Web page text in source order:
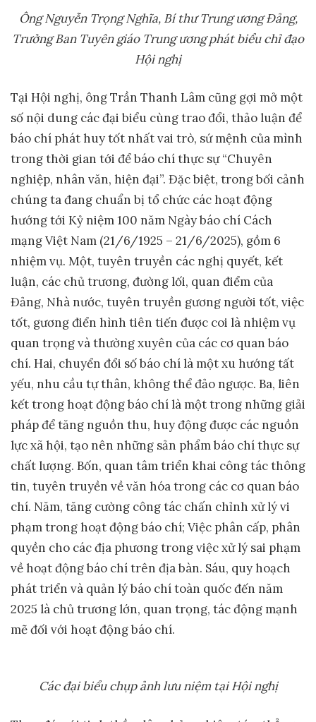
Ông Nguyễn Trọng Nghĩa, Bí thư Trung ương Đảng,
Trưởng Ban Tuyên giáo Trung ươngphát biểu chỉ đạo
Hội nghị
Tại Hội nghị, ông Trần Thanh Lâm cũng gợi mở một
số nội dung các đại biểu cùng trao đổi, thảo luận để
báo chí phát huy tốt nhất vai trò, sứ mệnh của mình
trong thời gian tới để báo chí thực sự “Chuyên
nghiệp, nhân văn, hiện đại”. Đặc biệt, trong bối cảnh
chúng ta đang chuẩn bị tổ chức các hoạt động
hướng tới Kỷ niệm 100 năm Ngày báo chí Cách
mạng Việt Nam (21/6/1925 – 21/6/2025), gồm 6
nhiệm vụ. Một, tuyên truyền các nghị quyết, kết
luận, các chủ trương, đường lối, quan điểm của
Đảng, Nhà nước, tuyên truyền gương người tốt, việc
tốt, gương điển hình tiên tiến được coi là nhiệm vụ
quan trọng và thường xuyên của các cơ quan báo
chí. Hai, chuyển đổi số báo chí là một xu hướng tất
yếu, nhu cầu tự thân, không thể đảo ngược. Ba, liên
kết trong hoạt động báo chí là một trong những giải
pháp để tăng nguồn thu, huy động được các nguồn
lực xã hội, tạo nên những sản phẩm báo chí thực sự
chất lượng. Bốn, quan tâm triển khai công tác thông
tin, tuyên truyền về văn hóa trong các cơ quan báo
chí. Năm, tăng cường công tác chấn chỉnh xử lý vi
phạm trong hoạt động báo chí; Việc phân cấp, phân
quyền cho các địa phương trong việc xử lý sai phạm
về hoạt động báo chí trên địa bàn. Sáu, quy hoạch
phát triển và quản lý báo chí toàn quốc đến năm
2025 là chủ trương lớn, quan trọng, tác động mạnh
mẽ đối với hoạt động báo chí.
Các đại biểu chụp ảnh lưu niệm tại Hội nghị